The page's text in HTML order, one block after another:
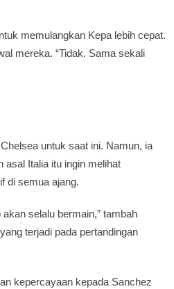
memulangkan Kepa lebih cepat.
mereka. “Tidak. Sama sekali
untuk saat ini. Namun, ia
asal Italia itu ingin melihat
di semua ajang.
selalu bermain,” tambah
terjadi pada pertandingan
kepercayaan kepada Sanchez